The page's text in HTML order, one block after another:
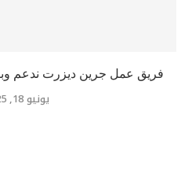
فريق عمل جرين ديزرت ندعم
يونيو 18, 2025